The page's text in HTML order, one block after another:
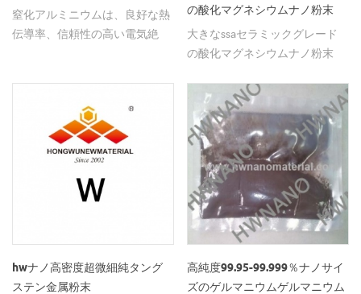
ウムが存在する 安定している
広い温度範囲において、ホウ化
る。 ナノジルコニウム二ホウ化
物は、高融点、高硬度、高熱伝
導性を有する。 広い適用範囲を
有する優れた高温構造材料の一
種である。 優秀のため の特性
ナノ二ホウ化ジルコニウム それ
は、連続的な温度測定ケーシン
ド、mhdジェネレータ、特殊な
回路電極材料、切削工具、およ
に添加することである（例え
ば、a1n、a12o3、sio2）。 エ
ポキシ樹脂、ゴム、プラスチッ
の熱伝導性充填材に使用され
る、ナノワイヤを有するαナノ
アルミナ熱伝導性粉末、高い球
状化率、小さな粒子サイズ、高
純度、 アルファナノアルミナ、
Al 2 O 3、粒子サイズ200nm、
300nm、500nm、800nm、
1um ...白色固体粉末、それらは
研究者向けに少量で、また業界
団体向けに大量注文で利用でき
ます。袋あたり1kgまたはバケ
窒化アルミニウムは、良好な熱
伝導率、信頼性の高い電気絶
ック材料であり、非毒性のシリ
コンでは、半導体基板の高集積
度化と電子デバイスパッケージ
外の研究者の注目を集めていま
アルミニウムは、高純度、小さ
な粒度分布、表面積、低い高い
表面活性、嵩密度、および良好
の酸化マグネシウムナノ粉末
大きなssaセラミックグレード
の酸化マグネシウムナノ粉末
末（mgo）、20~30nm、
99.9％、白色固体粉末。 の適用
酸化マグネシウムナノ粒子 セラ
ミック分野で 1.セラミックコン
デンサ誘電材料の調製。得られ
るセラミックの粒度を1000nm
の範囲で制御することができ、
誘電損失が小さく、材料の均一
性が良好であり、大容量、高絶
縁抵抗、極薄誘電体層を有する
積層セラミックコンデンサの製
hwナノ高密度超微細純タング
ステン金属粉末
高純度99.95-99.999％ナノサイ
ズのゲルマニウムゲルマニウム